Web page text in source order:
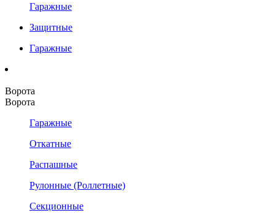
Гаражные
Защитные
Гаражные
Ворота
Ворота
Гаражные
Откатные
Распашные
Рулонные (Роллетные)
Секционные